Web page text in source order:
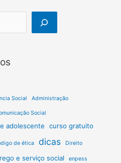
Social Administração
Social
adolescente curso gratuito
de ética dicas Direito
e serviço social enpess